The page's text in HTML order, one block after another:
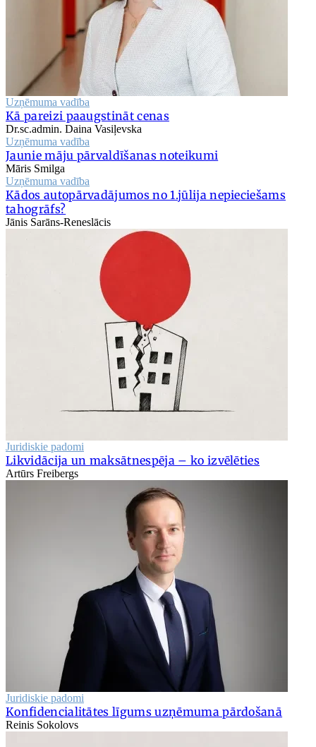
Uzņēmuma vadība
Kā pareizi paaugstināt cenas
Dr.sc.admin. Daina Vasiļevska
Uzņēmuma vadība
Jaunie māju pārvaldīšanas noteikumi
Māris Smilga
Uzņēmuma vadība
Kādos autopārvadājumos no 1.jūlija nepieciešams
tahogrāfs?
Jānis Sarāns-Reneslācis
Juridiskie padomi
Likvidācija un maksātnespēja – ko izvēlēties
Artūrs Freibergs
Juridiskie padomi
Konfidencialitātes līgums uzņēmuma pārdošanā
Reinis Sokolovs